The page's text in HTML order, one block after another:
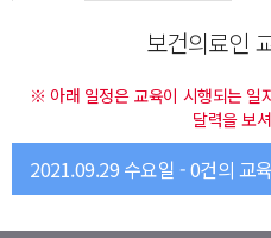
보건의료인
※ 아래 일정은 교육이 시행되는 일
달력을 보
2021.09.29 수요일 - 0건의 교